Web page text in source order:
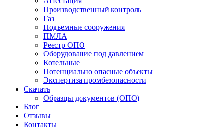
Производственный контроль
Газ
Подъемные сооружения
ПМЛА
Реестр ОПО
Оборудование под давлением
Котельные
Потенциально опасные объекты
Экспертиза промбезопасности
Скачать
Образцы документов (ОПО)
Блог
Отзывы
Контакты